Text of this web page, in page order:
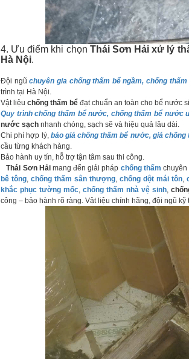
4. Ưu điểm khi chọn Thái Sơn Hải xử lý
Hà Nội.
Đội ngũchuyên gia chống thấm bể ngầm, chống
trình tại Hà Nội.
Vật liệu chống thấm bể đạt chuẩn an toàn cho bể nước
Quy trình chống thấm bể nước, chống thấm bể nước
nước sạch nhanh chóng, sạch sẽ và hiệu quả lâu dài.
Chi phí hợp lý, báo giá chống thấm bể nước, giá
cầu từng khách hàng.
Bảo hành uy tín, hỗ trợ tận tâm sau thi công.
Thái Sơn Hảimang đến giải pháp chống thấm chuyên
bê tông, chống thấm sân thượng, chống dột mái tôn,
khắc phục tường mốc,chống thấm nhà vệ sinh,
công – bảo hành rõ ràng. Vật liệu chính hãng, đội ngũ